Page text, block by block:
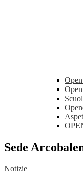
Sede
Notizie